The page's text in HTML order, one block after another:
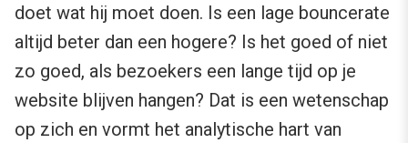
doet wat hij moet doen. Is een lage bouncerate
altijd beter dan een hogere? Is het goed of niet
zo goed, als bezoekers een lange tijd op je
website blijven hangen? Dat is een wetenschap
op zich en vormt het analytische hart van